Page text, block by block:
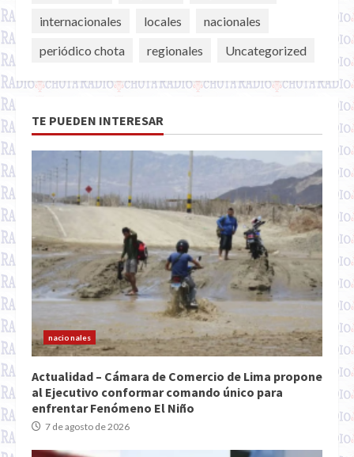
internacionales
locales
nacionales
periódico chota
regionales Uncategorized
TE PUEDEN INTERESAR
nacionales
Actualidad – Cámara de Comercio de Lima propone
al Ejecutivo conformar comando único para
enfrentar Fenómeno El Niño
7 de agosto de 2026